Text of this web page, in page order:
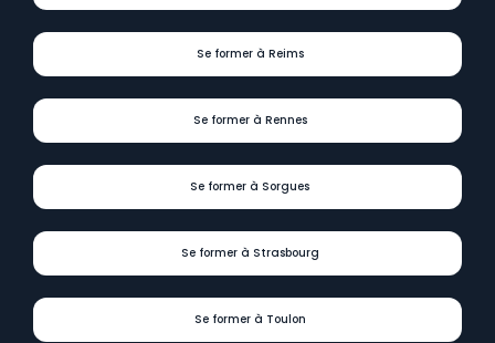
Se former à Reims
Se former à Rennes
Se former à Sorgues
Se former à Strasbourg
Se former à Toulon